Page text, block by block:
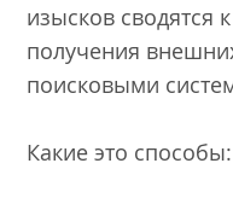
изысков сводятся
получения
поисковыми
Какие это способы: